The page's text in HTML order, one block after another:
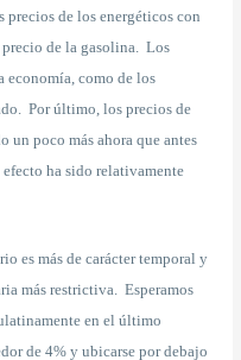
de los energéticos con
de la gasolina. Los
economía, como de los
Por último, los precios de
un poco más ahora que antes
ha sido relativamente
es más de carácter temporal y
más restrictiva. Esperamos
en el último
de 4% y ubicarse por debajo